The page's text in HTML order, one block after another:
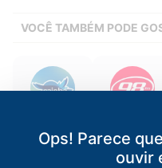
VOCÊ TAMBÉM PODE
Curitiba /PR
102.3 FM
Curitiba/PR
98.9 FM
Ops! Parece
ouvir